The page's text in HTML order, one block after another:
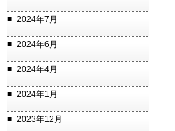
2024年7月
2024年6月
2024年4月
2024年1月
2023年12月